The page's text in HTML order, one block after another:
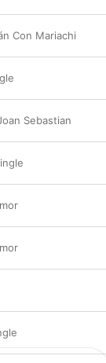
Con Mariachi
Sebastian